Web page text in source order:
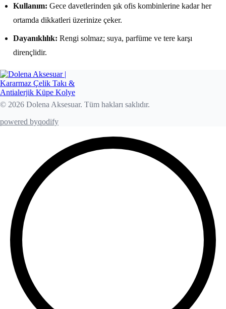
Kullanım: Gece davetlerinden şık ofis kombinlerine kadar her
ortamda dikkatleri üzerinize çeker.
Dayanıklılık: Rengi solmaz; suya, parfüme ve tere karşı
dirençlidir.
© 2026 Dolena Aksesuar. Tüm hakları saklıdır.
powered byqodify